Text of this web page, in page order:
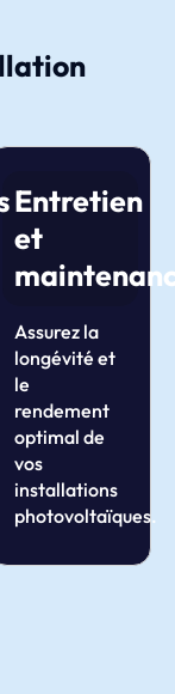
Entretien
et
Assurez la
longévité et
le
rendement
optimal de
vos
installations
photovoltaïques.